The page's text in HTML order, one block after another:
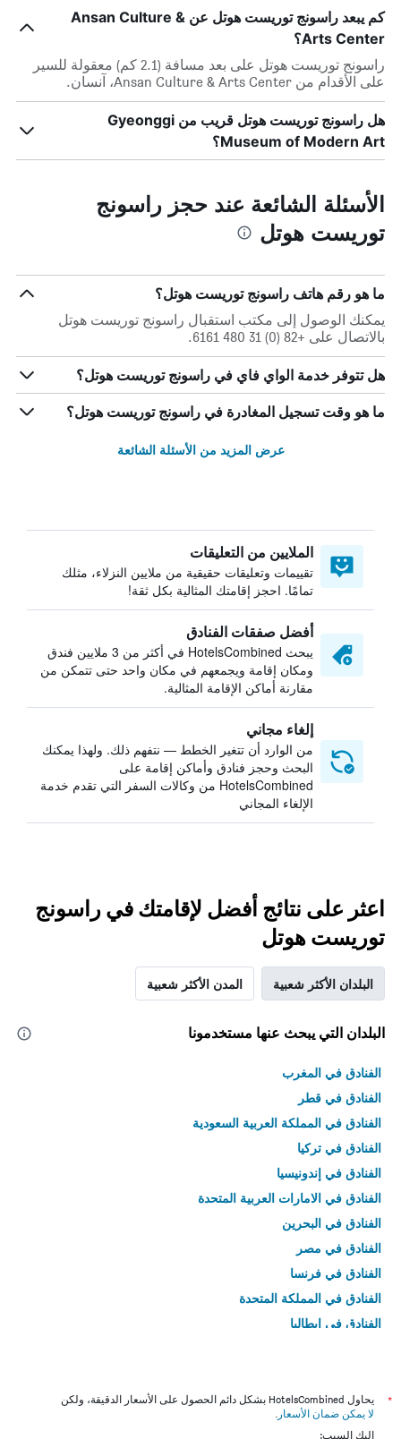
كم يبعد راسونج توريست هوتل عن Ansan Culture &
Arts Center؟
راسونج توريست هوتل على بعد مسافة (2.1 كم) معقولة للسير
على الأقدام من Ansan Culture & Arts Center، آنسان.
هل راسونج توريست هوتل قريب من Gyeonggi
Museum of Modern Art؟
الأسئلة الشائعة عند حجز راسونج
توريست هوتل
ما هو رقم هاتف راسونج توريست هوتل؟
يمكنك الوصول إلى مكتب استقبال راسونج توريست هوتل
بالاتصال على +82 (0) 31 480 6161.
هل تتوفر خدمة الواي فاي في راسونج توريست هوتل؟
ما هو وقت تسجيل المغادرة في راسونج توريست هوتل؟
عرض المزيد من الأسئلة الشائعة
الملايين من التعليقات
تقييمات وتعليقات حقيقية من ملايين النزلاء، مثلك
تمامًا. احجز إقامتك المثالية بكل ثقة!
أفضل صفقات الفنادق
يبحث HotelsCombined في أكثر من 3 ملايين فندق
ومكان إقامة ويجمعهم في مكان واحد حتى تتمكن من
مقارنة أماكن الإقامة المثالية.
إلغاء مجاني
من الوارد أن تتغير الخطط — نتفهم ذلك. ولهذا يمكنك
البحث وحجز فنادق وأماكن إقامة على
HotelsCombined من وكالات السفر التي تقدم خدمة
الإلغاء المجاني
اعثر على نتائج أفضل لإقامتك في راسونج
توريست هوتل
البلدان الأكثر شعبية المدن الأكثر شعبية
البلدان التي يبحث عنها مستخدمونا
الفنادق في المغرب
الفنادق في قطر
الفنادق في المملكة العربية السعودية
الفنادق في تركيا
الفنادق في إندونيسيا
الفنادق في الامارات العربية المتحدة
الفنادق في البحرين
الفنادق في مصر
الفنادق في فرنسا
الفنادق في المملكة المتحدة
الفنادق في إيطاليا
*
يحاول HotelsCombined بشكل دائم الحصول على الأسعار الدقيقة، ولكن
لا يمكن ضمان الأسعار .
إليك السبب: